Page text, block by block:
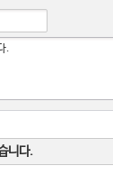
니다.